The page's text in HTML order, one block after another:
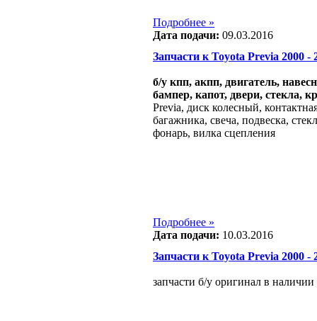
Подробнее »
Дата подачи: 09.03.2016
Запчасти к Toyota Previa 2000 -
б/у кпп, акпп, двигатель,
бампер, капот, двери, стекла,
Previa, диск колесный,
багажника, свеча, подвеска,
фонарь, вилка сцепления
Подробнее »
Дата подачи: 10.03.2016
Запчасти к Toyota Previa 2000 -
запчасти б/у оригинал в наличии